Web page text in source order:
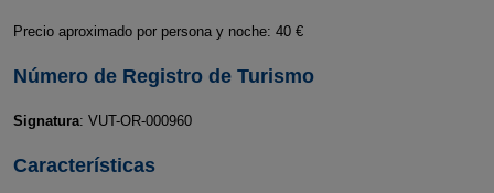
Precio aproximado por persona y noche: 40 €
Número de Registro de Turismo
Signatura: VUT-OR-000960
Características